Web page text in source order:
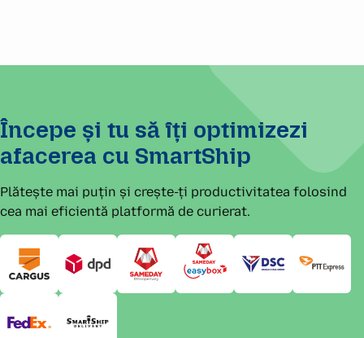
Începe și tu să îți optimizezi
afacerea cu SmartShip
Plătește mai puțin și crește-ți productivitatea folosind
cea mai eficientă platformă de curierat.